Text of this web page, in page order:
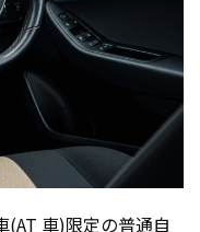
(AT 車)限定の普通自